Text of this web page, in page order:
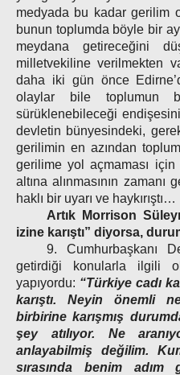
medyada bu kadar gerilim
bunun toplumda böyle bir
meydana getireceğini
milletvekiline verilmekten
daha iki gün önce
olaylar bile toplumun
sürüklenebileceği
devletin bünyesindeki,
gerilimin en azından
gerilime yol açmaması için
altına alınmasının
haklı bir uyarı ve haykırıştı…
Artık Morrison
izine karıştı” diyorsa,
9. Cumhurbaşkanı
getirdiği konularla ilgili
yapıyordu: “Türkiye cadı
karıştı. Neyin önemli
birbirine karışmış
şey atılıyor. Ne
anlayabilmiş değilim.
sırasında benim adım